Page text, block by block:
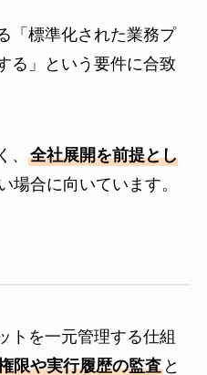
「標準化された業務プ
る」という要件に合致
、 全社展開を前提とし
場合に向いています。
トを一元管理する仕組
限や実行履歴の監査と